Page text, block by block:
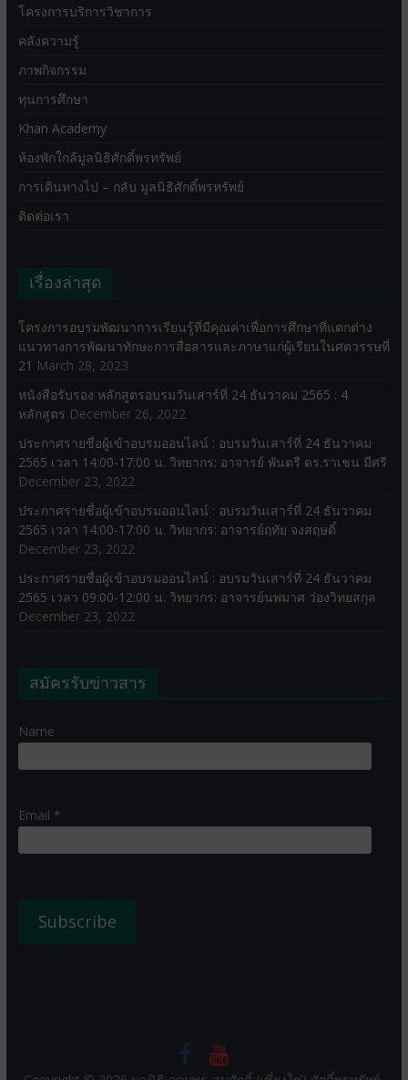
โครงการบริการวิชาการ
คลังความรู้
ภาพกิจกรรม
ทุนการศึกษา
Khan Academy
ห้องพักใกล้มูลนิธิศักดิ์พรทรัพย์
การเดินทางไป – กลับ มูลนิธิศักดิ์พรทรัพย์
ติดต่อเรา
เรื่องล่าสุด
โครงการอบรมพัฒนาการเรียนรู้ที่มีคุณค่าเพื่อการศึกษาที่แตกต่าง
แนวทางการพัฒนาทักษะการสื่อสารและภาษาแก่ผู้เรียนในศตวรรษที่
21 March 28, 2023
หนังสือรับรอง หลักสูตรอบรมวันเสาร์ที่ 24 ธันวาคม 2565 : 4
หลักสูตร December 26, 2022
ประกาศรายชื่อผู้เข้าอบรมออนไลน์ : อบรมวันเสาร์ที่ 24 ธันวาคม
2565 เวลา 14:00-17:00 น. วิทยากร: อาจารย์ พันตรี ดร.ราเชน มีศรี
December 23, 2022
ประกาศรายชื่อผู้เข้าอบรมออนไลน์ : อบรมวันเสาร์ที่ 24 ธันวาคม
2565 เวลา 14:00-17:00 น. วิทยากร: อาจารย์ฤทัย จงสฤษดิ์
December 23, 2022
ประกาศรายชื่อผู้เข้าอบรมออนไลน์ : อบรมวันเสาร์ที่ 24 ธันวาคม
2565 เวลา 09:00-12:00 น. วิทยากร: อาจารย์นพมาศ ว่องวิทยสกุล
December 23, 2022
สมัครรับข่าวสาร
Name
Email *